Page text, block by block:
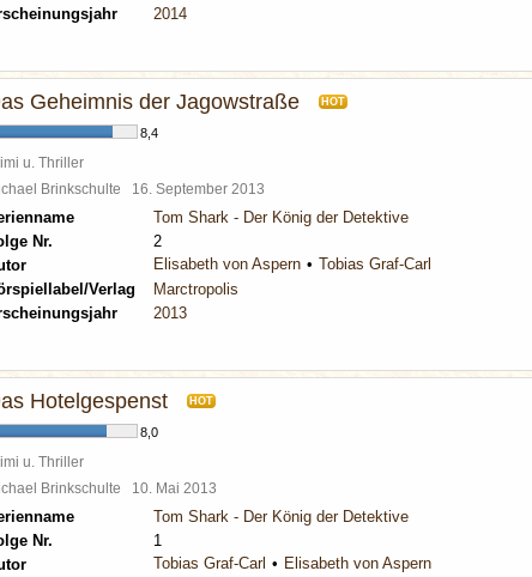
2014
Geheimnis der Jagowstraße HOT
8,4
u. Thriller
Brinkschulte 16. September 2013
Tom Shark - Der König der Detektive
Nr.
2
Elisabeth von Aspern
Tobias Graf-Carl
Verlag
Marctropolis
2013
Hotelgespenst HOT
8,0
u. Thriller
Brinkschulte 10. Mai 2013
Tom Shark - Der König der Detektive
Nr.
1
Tobias Graf-Carl
Elisabeth von Aspern